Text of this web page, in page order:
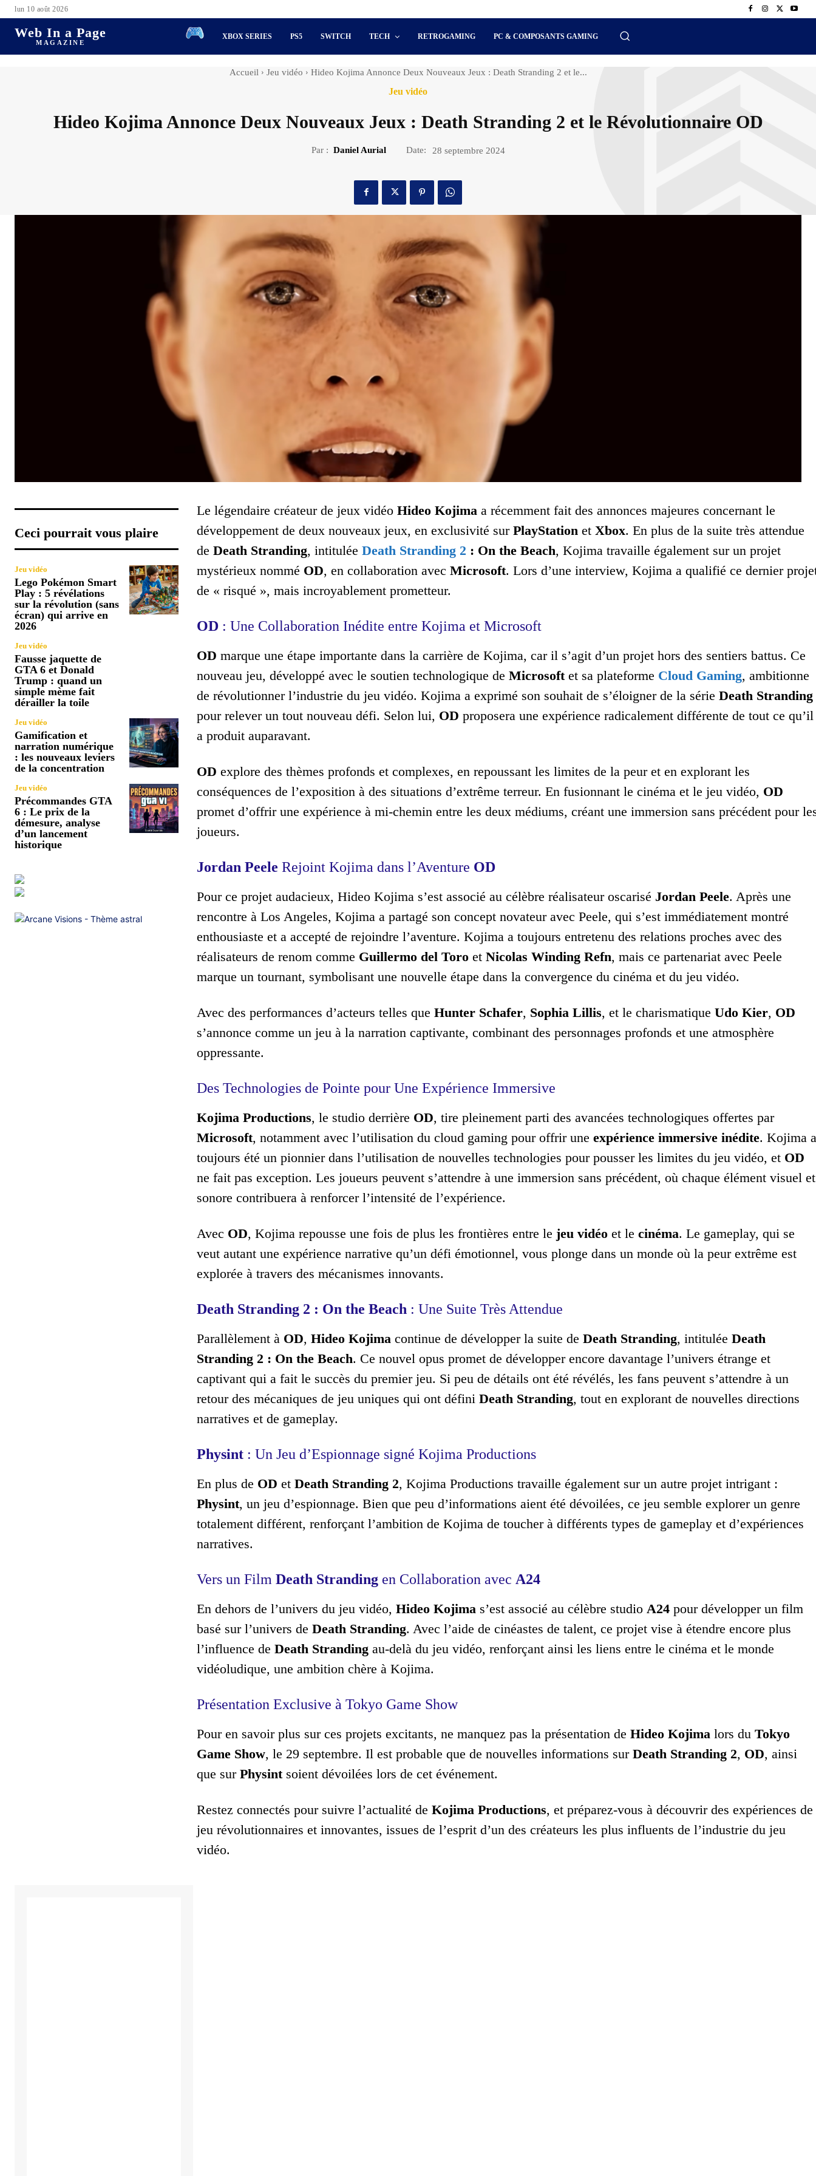
lun 10 août 2026
Web In a Page
MAGAZINE
XBOX SERIES PS5 SWITCH TECH RETROGAMING PC & COMPOSANTS GAMING
Accueil Jeu vidéo Hideo Kojima Annonce Deux Nouveaux Jeux : Death Stranding 2 et le...
Jeu vidéo
Hideo Kojima Annonce Deux Nouveaux Jeux : Death Stranding 2 et le Révolutionnaire OD
Par : Daniel Aurial Date: 28 septembre 2024
Ceci pourrait vous plaire
Jeu vidéo
Lego Pokémon Smart
Play : 5 révélations
sur la révolution (sans
écran) qui arrive en
2026
Jeu vidéo
Fausse jaquette de
GTA 6 et Donald
Trump : quand un
simple mème fait
dérailler la toile
Jeu vidéo
Gamification et
narration numérique
: les nouveaux leviers
de la concentration
Jeu vidéo
Précommandes GTA
6 : Le prix de la
démesure, analyse
d’un lancement
historique
Le légendaire créateur de jeux vidéo Hideo Kojima a récemment fait des annonces majeures concernant le
développement de deux nouveaux jeux, en exclusivité sur PlayStation et Xbox. En plus de la suite très attendue
de Death Stranding, intitulée Death Stranding 2 : On the Beach, Kojima travaille également sur un projet
mystérieux nommé OD, en collaboration avec Microsoft. Lors d’une interview, Kojima a qualifié ce dernier
de « risqué », mais incroyablement prometteur.
OD : Une Collaboration Inédite entre Kojima et Microsoft
OD marque une étape importante dans la carrière de Kojima, car il s’agit d’un projet hors des sentiers battus. Ce
nouveau jeu, développé avec le soutien technologique de Microsoftet sa plateforme Cloud Gaming, ambitionne
de révolutionner l’industrie du jeu vidéo. Kojima a exprimé son souhait de s’éloigner de la série Death Stranding
pour relever un tout nouveau défi. Selon lui, OD proposera une expérience radicalement différente de tout ce qu’il
a produit auparavant.
OD explore des thèmes profonds et complexes, en repoussant les limites de la peur et en explorant les
conséquences de l’exposition à des situations d’extrême terreur. En fusionnant le cinéma et le jeu vidéo, OD
promet d’offrir une expérience à mi-chemin entre les deux médiums, créant une immersion sans précédent pour
joueurs.
Jordan Peele Rejoint Kojima dans l’Aventure OD
Pour ce projet audacieux, Hideo Kojima s’est associé au célèbre réalisateur oscarisé Jordan Peele. Après une
rencontre à Los Angeles, Kojima a partagé son concept novateur avec Peele, qui s’est immédiatement montré
enthousiaste et a accepté de rejoindre l’aventure. Kojima a toujours entretenu des relations proches avec des
réalisateurs de renom comme Guillermo del Toro et Nicolas Winding Refn, mais ce partenariat avec Peele
marque un tournant, symbolisant une nouvelle étape dans la convergence du cinéma et du jeu vidéo.
Avec des performances d’acteurs telles que Hunter Schafer, Sophia Lillis, et le charismatique Udo Kier, OD
s’annonce comme un jeu à la narration captivante, combinant des personnages profonds et une atmosphère
oppressante.
Des Technologies de Pointe pour Une Expérience Immersive
Kojima Productions, le studio derrière OD, tire pleinement parti des avancées technologiques offertes par
Microsoft, notamment avec l’utilisation du cloud gaming pour offrir une expérience immersive inédite. Kojima a
toujours été un pionnier dans l’utilisation de nouvelles technologies pour pousser les limites du jeu vidéo, et OD
ne fait pas exception. Les joueurs peuvent s’attendre à une immersion sans précédent, où chaque élément visuel et
sonore contribuera à renforcer l’intensité de l’expérience.
Avec OD, Kojima repousse une fois de plus les frontières entre le jeu vidéo et le cinéma. Le gameplay, qui se
veut autant une expérience narrative qu’un défi émotionnel, vous plonge dans un monde où la peur extrême est
explorée à travers des mécanismes innovants.
Death Stranding 2 : On the Beach : Une Suite Très Attendue
Parallèlement à OD, Hideo Kojima continue de développer la suite de Death Stranding, intitulée Death
Stranding 2 : On the Beach. Ce nouvel opus promet de développer encore davantage l’univers étrange et
captivant qui a fait le succès du premier jeu. Si peu de détails ont été révélés, les fans peuvent s’attendre à un
retour des mécaniques de jeu uniques qui ont défini Death Stranding, tout en explorant de nouvelles directions
narratives et de gameplay.
Physint : Un Jeu d’Espionnage signé Kojima Productions
En plus de OD et Death Stranding 2, Kojima Productions travaille également sur un autre projet intrigant :
Physint, un jeu d’espionnage. Bien que peu d’informations aient été dévoilées, ce jeu semble explorer un genre
totalement différent, renforçant l’ambition de Kojima de toucher à différents types de gameplay et d’expériences
narratives.
Vers un Film Death Stranding en Collaboration avec A24
En dehors de l’univers du jeu vidéo, Hideo Kojima s’est associé au célèbre studio A24 pour développer un film
basé sur l’univers de Death Stranding. Avec l’aide de cinéastes de talent, ce projet vise à étendre encore plus
l’influence de Death Stranding au-delà du jeu vidéo, renforçant ainsi les liens entre le cinéma et le monde
vidéoludique, une ambition chère à Kojima.
Présentation Exclusive à Tokyo Game Show
Pour en savoir plus sur ces projets excitants, ne manquez pas la présentation de Hideo Kojima lors du Tokyo
Game Show, le 29 septembre. Il est probable que de nouvelles informations sur Death Stranding 2, OD, ainsi
que sur Physintsoient dévoilées lors de cet événement.
Restez connectés pour suivre l’actualité de Kojima Productions, et préparez-vous à découvrir des expériences de
jeu révolutionnaires et innovantes, issues de l’esprit d’un des créateurs les plus influents de l’industrie du jeu
vidéo.